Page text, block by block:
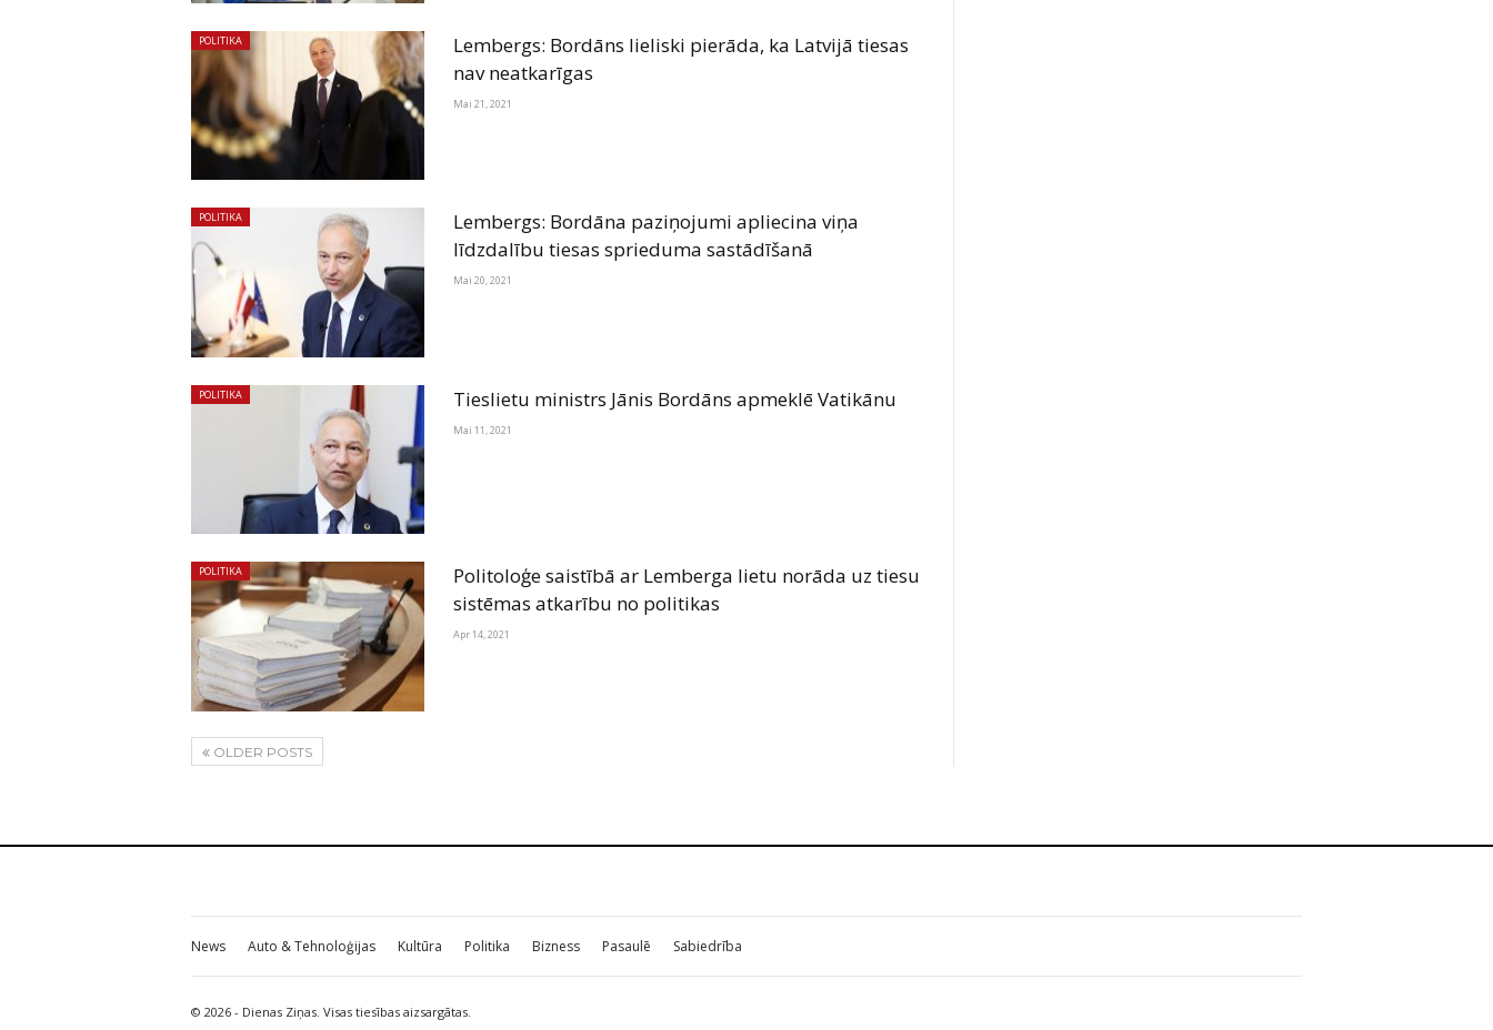
POLITIKA
Lembergs: Bordāns lieliski pierāda, ka Latvijā tiesas
nav neatkarīgas
Mai 21, 2021
POLITIKA
Lembergs: Bordāna paziņojumi apliecina viņa
līdzdalību tiesas sprieduma sastādīšanā
Mai 20, 2021
POLITIKA Tieslietu ministrs Jānis Bordāns apmeklē Vatikānu
Mai 11, 2021
POLITIKA
Politoloģe saistībā ar Lemberga lietu norāda uz tiesu
sistēmas atkarību no politikas
Apr 14, 2021
OLDER POSTS
News Auto & Tehnoloģijas Kultūra Politika Bizness Pasaulē Sabiedrība
© 2026 - Dienas Ziņas. Visas tiesības aizsargātas.